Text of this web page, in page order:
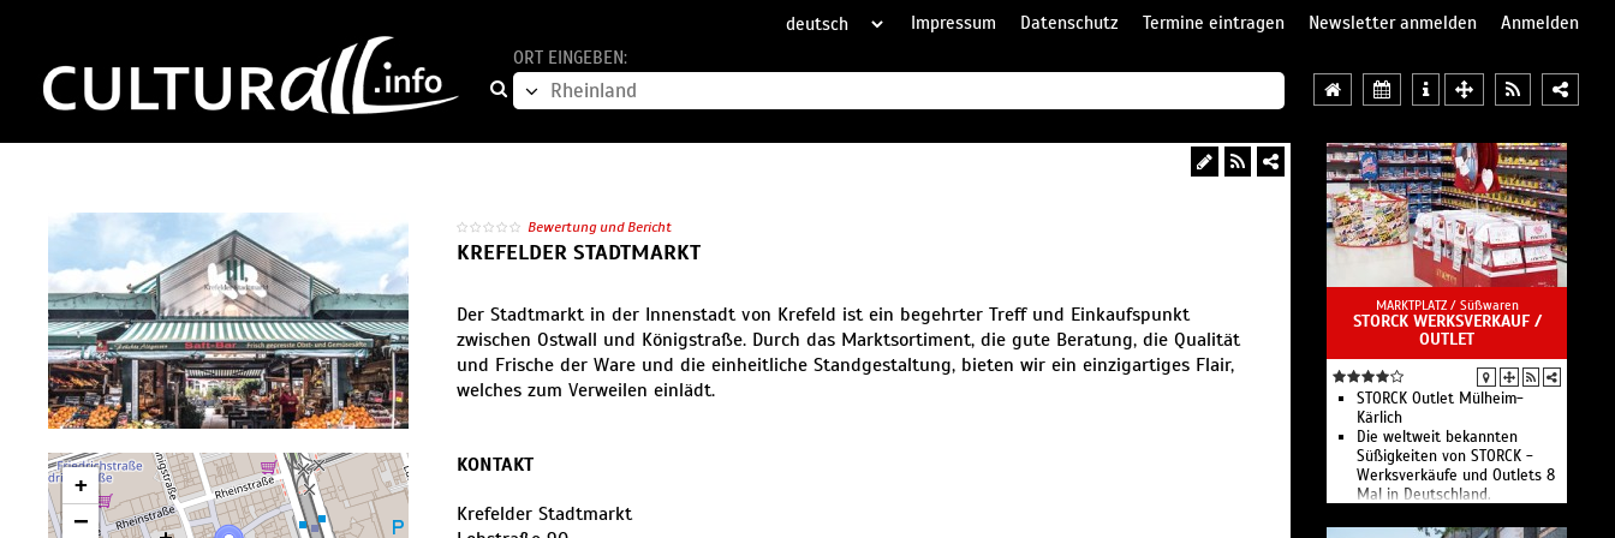
Impressum Datenschutz Termine eintragen Newsletter anmelden
Anmelden
ORT EINGEBEN:
Bewertung und Bericht
KREFELDER STADTMARKT
Der Stadtmarkt in der Innenstadt von Krefeld ist ein begehrter Treff und Einkaufspunkt
zwischen Ostwall und Königstraße. Durch das Marktsortiment, die gute Beratung, die Qualität
und Frische der Ware und die einheitliche Standgestaltung, bieten wir ein einzigartiges Flair,
welches zum Verweilen einlädt.
+
−
KONTAKT
Krefelder Stadtmarkt
MARKTPLATZ / Süßwaren
STORCK WERKSVERKAUF /
OUTLET
STORCK Outlet Mülheim-
Kärlich
Die weltweit bekannten
Süßigkeiten von STORCK -
Werksverkäufe und Outlets 8
Mal in Deutschland.